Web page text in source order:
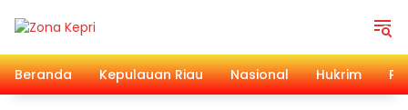
Beranda
Kepulauan Riau Nasional Hukrim